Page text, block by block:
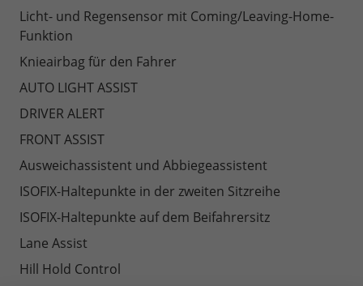
Licht- und Regensensor mit Coming/Leaving-Home-
Funktion
Knieairbag für den Fahrer
AUTO LIGHT ASSIST
DRIVER ALERT
FRONT ASSIST
Ausweichassistent und Abbiegeassistent
ISOFIX-Haltepunkte in der zweiten Sitzreihe
ISOFIX-Haltepunkte auf dem Beifahrersitz
Lane Assist
Hill Hold Control